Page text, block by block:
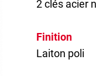
2 clés acier
Finition
Laiton poli